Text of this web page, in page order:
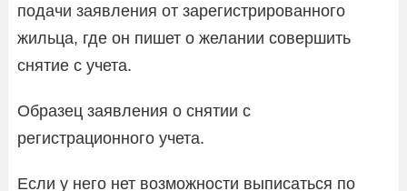
подачи заявления от зарегистрированного
жильца, где он пишет о желании совершить
снятие с учета.
Образец заявления о снятии с
регистрационного учета.
Если у него нет возможности выписаться по